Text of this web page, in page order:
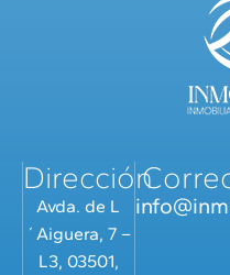
Dirección
Avda. de L
´Aiguera, 7 –
L3, 03501,